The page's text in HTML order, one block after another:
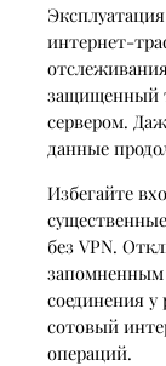
интернет-
защищенный
сервером.
данные
Избегайте
без VPN.
запомненным
соединения у
сотовый
операций.